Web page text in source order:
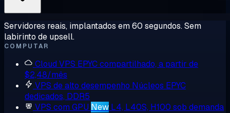
Servidores reais, implantados em 60 segundos. Sem
labirinto de upsell.
COMPUTAR
Cloud VPS EPYC compartilhado, a partir de
$2,48/mês
VPS de alto desempenho Núcleos EPYC
dedicados, DDR5
VPS com GPU New L4, L40S, H100 sob demanda